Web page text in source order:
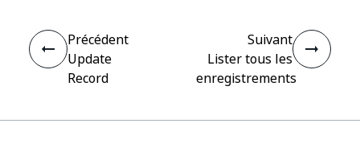
Précédent
Update
Record
Suivant
Lister tous les
enregistrements